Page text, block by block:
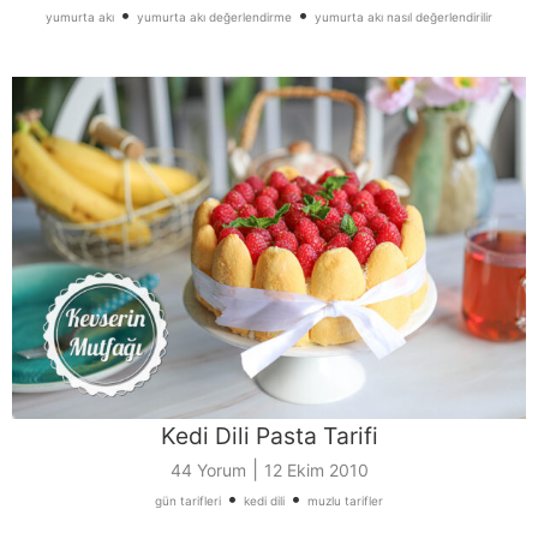
yumurta akı • yumurta akı değerlendirme • yumurta akı nasıl değerlendirilir
Kedi Dili Pasta Tarifi
44 Yorum 12 Ekim 2010
gün tarifleri • kedi dili • muzlu tarifler